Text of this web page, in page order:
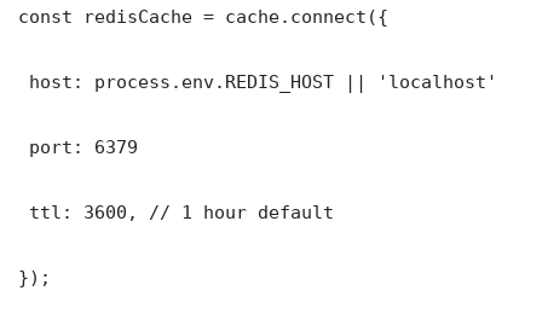
const redisCache = cache.connect({
host: process.env.REDIS_HOST || 'localhost'
port: 6379
ttl: 3600, // 1 hour default
});